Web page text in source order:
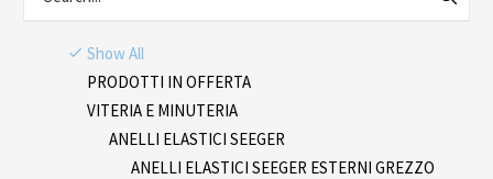
Show All
PRODOTTI IN OFFERTA
VITERIA E MINUTERIA
ANELLI ELASTICI SEEGER
ANELLI ELASTICI SEEGER ESTERNI GREZZO